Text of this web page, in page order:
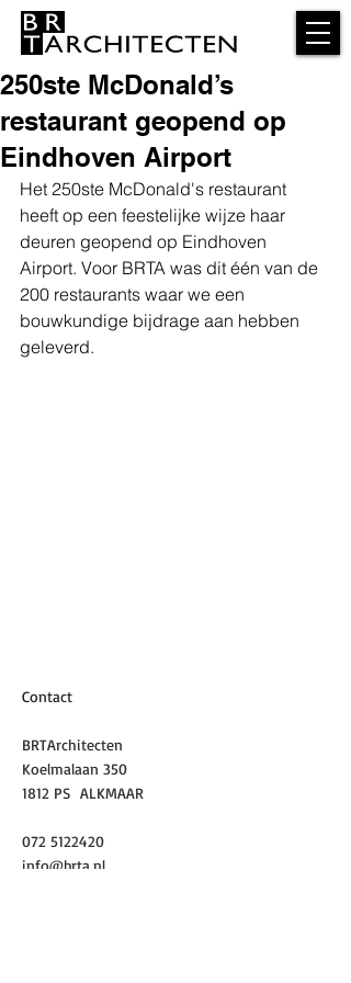
250ste McDonald’s
restaurant geopend op
Eindhoven Airport
Het 250ste McDonald's restaurant
heeft op een feestelijke wijze haar
deuren geopend op Eindhoven
Airport. Voor BRTA was dit één van de
200 restaurants waar we een
bouwkundige bijdrage aan hebben
geleverd.
Contact
BRTArchitecten
Koelmalaan 350
1812 PS ALKMAAR
072 5122420
info@brta.nl